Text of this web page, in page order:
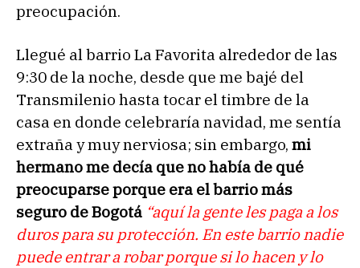
preocupación.
Llegué al barrio La Favorita alrededor de las
9:30 de la noche, desde que me bajé del
Transmilenio hasta tocar el timbre de la
casa en donde celebraría navidad, me sentía
extraña y muy nerviosa; sin embargo, mi
hermano me decía que no había de qué
preocuparse porque era el barrio más
seguro de Bogotá “aquí la gente les paga a los
duros para su protección. En este barrio nadie
puede entrar a robar porque si lo hacen y lo